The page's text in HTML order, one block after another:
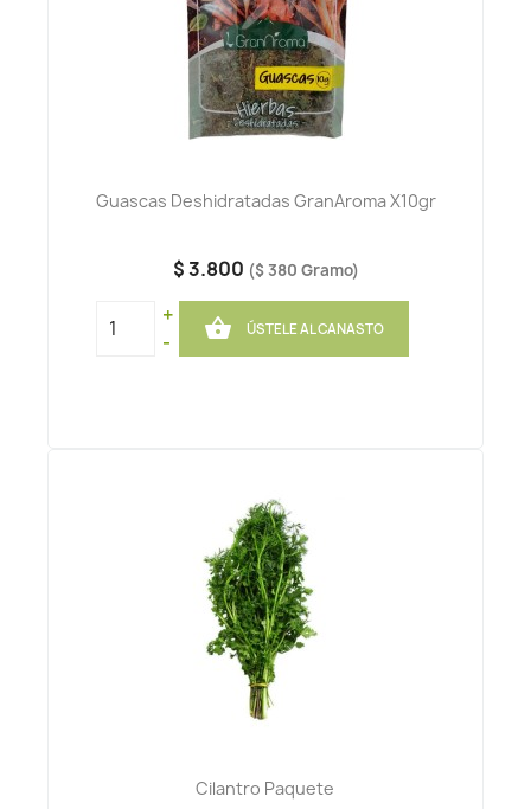
Guascas Deshidratadas GranAroma X10gr
$ 3.800 ($ 380 Gramo)
+
-
 ÚSTELE AL CANASTO
Cilantro Paquete